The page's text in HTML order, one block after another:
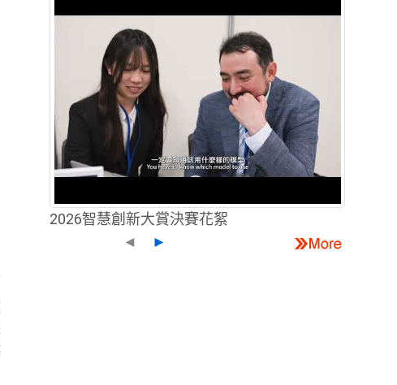
2026智慧創新大賞決賽花絮
◄
►